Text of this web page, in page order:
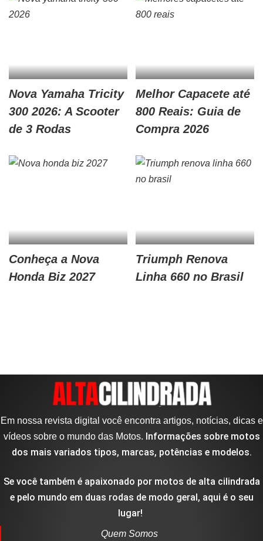
Nova Yamaha Tricity
300 2026: A Scooter
de 3 Rodas
Melhor Capacete até
800 Reais: Guia de
Compra 2026
Conheça a Nova
Honda Biz 2027
Triumph Renova
Linha 660 no Brasil
Em nossa revista digital você encontra artigos, notícias, dicas e
vídeos sobre o mundo das Motos. Informações sobre motos
dos mais variados tipos, marcas, potências e modelos.
Se você também é apaixonado por motos de alta cilindrada
e pelo mundo em duas rodas de modo geral, aqui é o seu
lugar!
Quem Somos